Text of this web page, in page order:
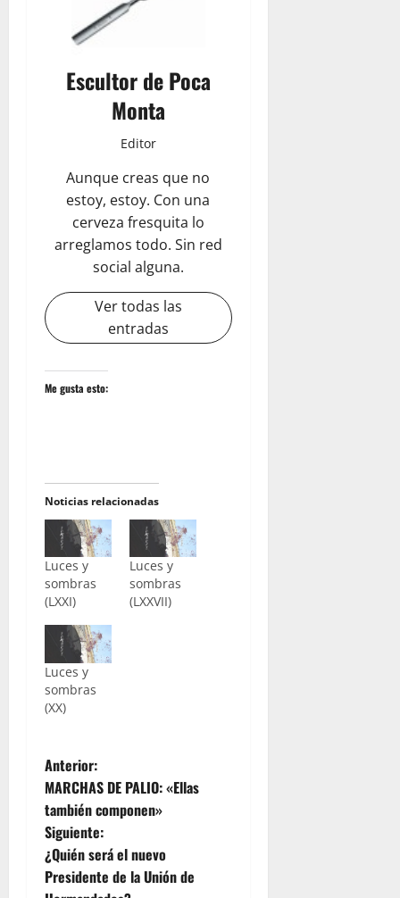
Escultor de Poca
Monta
Editor
Aunque creas que no
estoy, estoy. Con una
cerveza fresquita lo
arreglamos todo. Sin red
social alguna.
Ver todas las
entradas
Me gusta esto:
Noticias relacionadas
Luces y
sombras
(LXXI)
Luces y
sombras
(LXXVII)
Luces y
sombras
(XX)
N
a
v
e
Anterior:
MARCHAS DE PALIO: «Ellas
también componen»
Siguiente:
¿Quién será el nuevo
Presidente de la Unión de